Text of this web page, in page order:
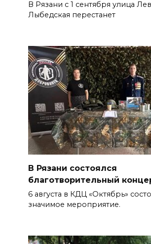
В Рязани с 1 сентября улица
Лыбедская перестанет
В Рязани состоялся
благотворительный
6 августа в КДЦ «Октябрь»
значимое мероприятие.